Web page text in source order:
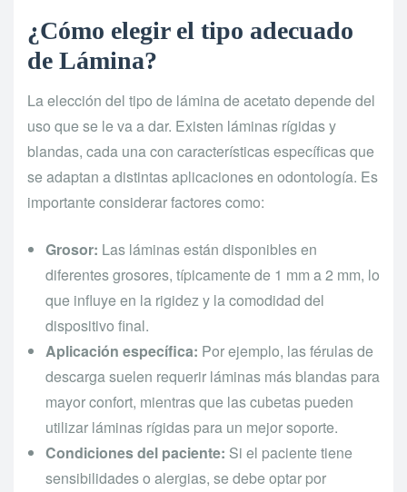
¿Cómo elegir el tipo adecuado
de Lámina?
La elección del tipo de lámina de acetato depende del
uso que se le va a dar. Existen láminas rígidas y
blandas, cada una con características específicas que
se adaptan a distintas aplicaciones en odontología. Es
importante considerar factores como:
Grosor: Las láminas están disponibles en
diferentes grosores, típicamente de 1 mm a 2 mm, lo
que influye en la rigidez y la comodidad del
dispositivo final.
Aplicación específica: Por ejemplo, las férulas de
descarga suelen requerir láminas más blandas para
mayor confort, mientras que las cubetas pueden
utilizar láminas rígidas para un mejor soporte.
Condiciones del paciente: Si el paciente tiene
sensibilidades o alergias, se debe optar por